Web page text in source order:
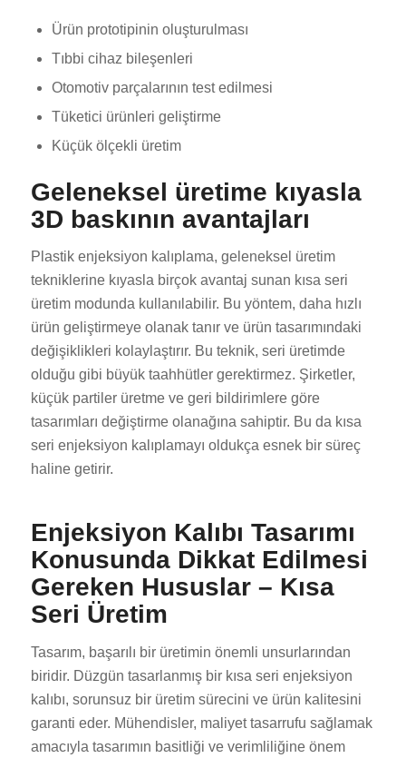
Ürün prototipinin oluşturulması
Tıbbi cihaz bileşenleri
Otomotiv parçalarının test edilmesi
Tüketici ürünleri geliştirme
Küçük ölçekli üretim
Geleneksel üretime kıyasla
3D baskının avantajları
Plastik enjeksiyon kalıplama, geleneksel üretim
tekniklerine kıyasla birçok avantaj sunan kısa seri
üretim modunda kullanılabilir. Bu yöntem, daha hızlı
ürün geliştirmeye olanak tanır ve ürün tasarımındaki
değişiklikleri kolaylaştırır. Bu teknik, seri üretimde
olduğu gibi büyük taahhütler gerektirmez. Şirketler,
küçük partiler üretme ve geri bildirimlere göre
tasarımları değiştirme olanağına sahiptir. Bu da kısa
seri enjeksiyon kalıplamayı oldukça esnek bir süreç
haline getirir.
Enjeksiyon Kalıbı Tasarımı
Konusunda Dikkat Edilmesi
Gereken Hususlar – Kısa
Seri Üretim
Tasarım, başarılı bir üretimin önemli unsurlarından
biridir. Düzgün tasarlanmış bir kısa seri enjeksiyon
kalıbı, sorunsuz bir üretim sürecini ve ürün kalitesini
garanti eder. Mühendisler, maliyet tasarrufu sağlamak
amacıyla tasarımın basitliği ve verimliliğine önem